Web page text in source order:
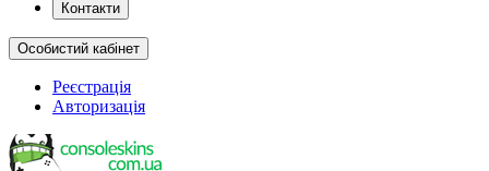
Контакти
Особистий кабінет
Реєстрація
Авторизація